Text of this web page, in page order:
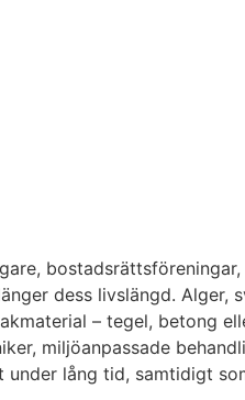
dess livslängd.
– tegel, betong
miljöanpassade
lång tid, samtidigt